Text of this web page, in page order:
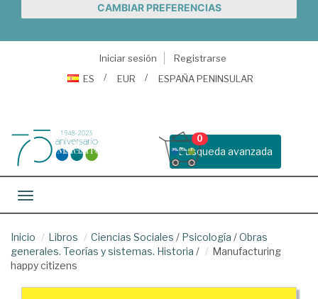
CAMBIAR PREFERENCIAS
Iniciar sesión
Registrarse
ES
EUR ESPAÑA PENINSULAR
Busqueda avanzada
0
Toggle navigation
Inicio Libros Ciencias Sociales / Psicología /Obras
generales. Teorías y sistemas. Historia /
Manufacturing
happy citizens